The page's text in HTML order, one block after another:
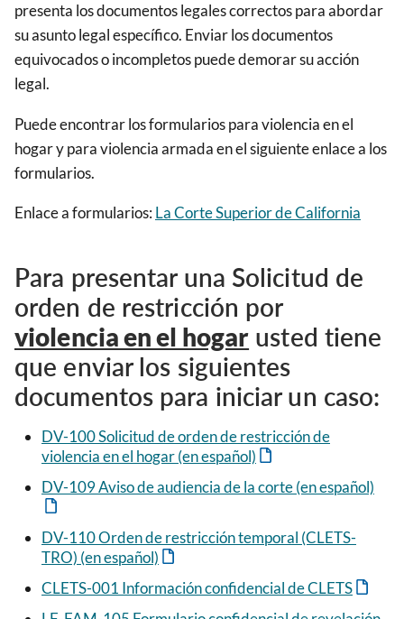
presenta los documentos legales correctos para abordar
su asunto legal específico. Enviar los documentos
equivocados o incompletos puede demorar su acción
legal.
Puede encontrar los formularios para violencia en el
hogar y para violencia armada en el siguiente enlace a los
formularios.
Enlace a formularios: La Corte Superior de California
Para presentar una Solicitud de
orden de restricción por
violencia en el hogar usted tiene
que enviar los siguientes
documentos para iniciar un caso:
DV-100 Solicitud de orden de restricción de
violencia en el hogar (en español)
DV-109 Aviso de audiencia de la corte (en español)
DV-110 Orden de restricción temporal (CLETS-
TRO) (en español)
CLETS-001 Información confidencial de CLETS